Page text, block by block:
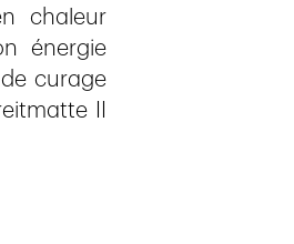
chaleur
énergie
curage
II